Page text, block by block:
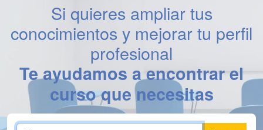
Si quieres ampliar tus
conocimientos y mejorar tu perfil
profesional
Te ayudamos a encontrar el
curso que necesitas